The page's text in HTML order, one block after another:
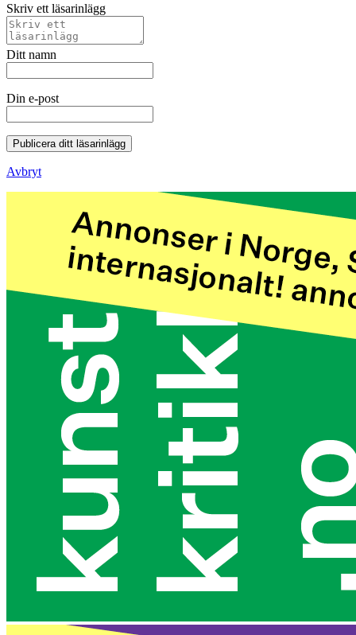
Skriv ett läsarinlägg
Ditt namn
Din e-post
Publicera ditt läsarinlägg
Avbryt